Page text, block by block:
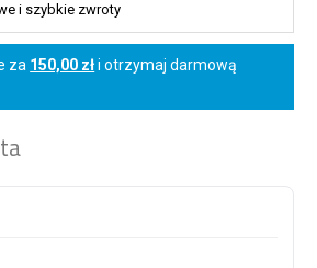
i szybkie zwroty
za 150,00 złi otrzymaj darmową